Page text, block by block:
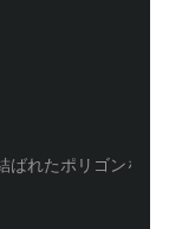
ばれたポリゴンを選